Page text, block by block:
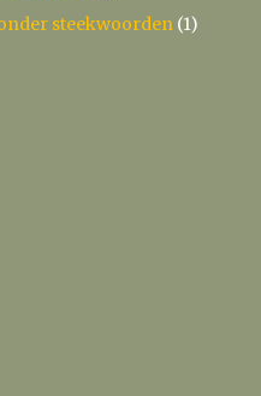
steekwoorden (1)